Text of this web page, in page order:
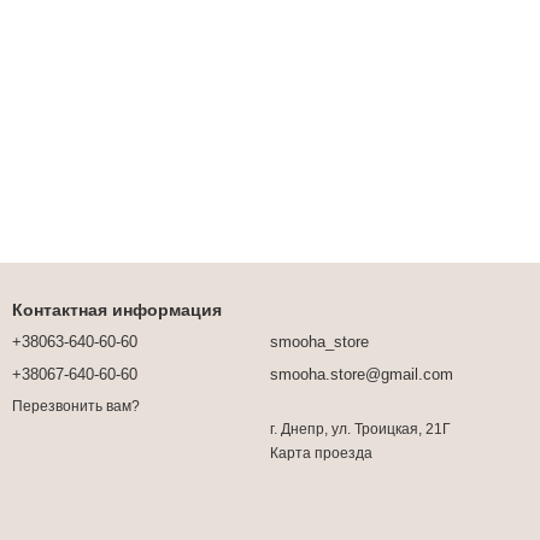
Контактная информация
+38063-640-60-60
+38067-640-60-60
Перезвонить вам?
smooha_store
smooha.store@gmail.com
г. Днепр, ул. Троицкая, 21Г
Карта проезда